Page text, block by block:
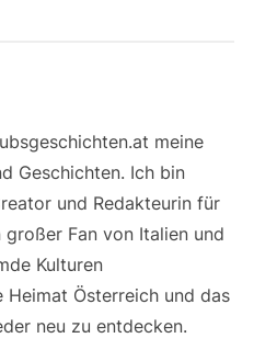
meine
Geschichten. Ich bin
und Redakteurin für
großer Fan von Italien und
Kulturen
Heimat Österreich und das
neu zu entdecken.